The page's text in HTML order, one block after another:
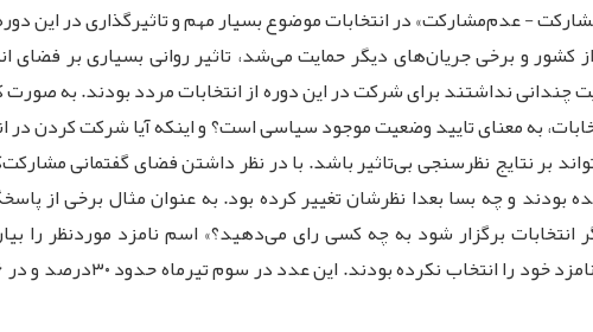
- عدم‌مشارکت» در انتخابات موضوع بسیار مهم و تاثیرگذاری در این
و برخی جریان‌های دیگر حمایت می‌شد، تاثیر روانی بسیاری بر فضای
نداشتند برای شرکت در این دوره از انتخابات مردد بودند. به
به معنای تایید وضعیت موجود سیاسی است؟ و اینکه آیا شرکت کردن در
بر نتایج نظرسنجی بی‌تاثیر باشد. با در نظر داشتن فضای گفتمانی
بودند و چه بسا بعدا نظرشان تغییر کرده بود. به عنوان مثال برخی از